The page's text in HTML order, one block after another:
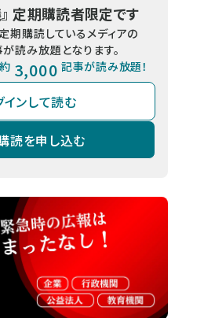
』 定期購読者限定です
期購読しているメディアの
読み放題となります。
3,000 記事が読み放題！
インして読む
読を申し込む